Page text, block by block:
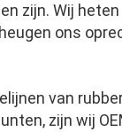
zijn. Wij
ons
van
zijn wij